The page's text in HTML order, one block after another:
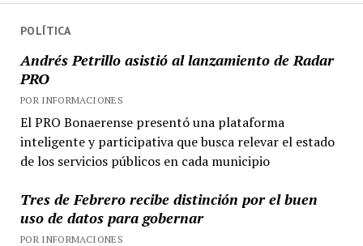
POLÍTICA
Andrés Petrillo asistió al lanzamiento de Radar
PRO
POR INFORMACIONES
El PRO Bonaerense presentó una plataforma
inteligente y participativa que busca relevar el estado
de los servicios públicos en cada municipio
Tres de Febrero recibe distinción por el buen
uso de datos para gobernar
POR INFORMACIONES